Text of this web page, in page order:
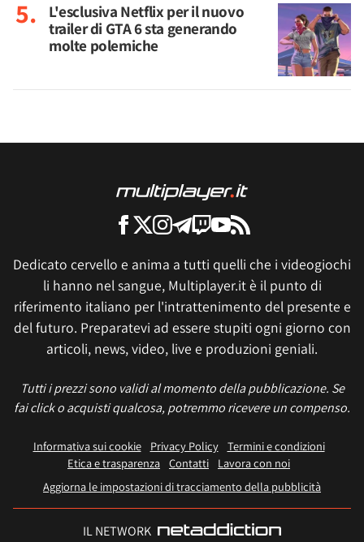
L'esclusiva Netflix per il nuovo
trailer di GTA 6 sta generando
molte polemiche
Dedicato cervello e anima a tutti quelli che i videogiochi
li hanno nel sangue, Multiplayer.it è il punto di
riferimento italiano per l'intrattenimento del presente e
del futuro. Preparatevi ad essere stupiti ogni giorno con
articoli, news, video, live e produzioni geniali.
Tutti i prezzi sono validi al momento della pubblicazione. Se
fai click o acquisti qualcosa, potremmo ricevere un compenso.
Informativa sui cookie Privacy Policy
Termini e condizioni
Etica e trasparenza Contatti
Lavora con noi
Aggiorna le impostazioni di tracciamento della pubblicità
IL NETWORK